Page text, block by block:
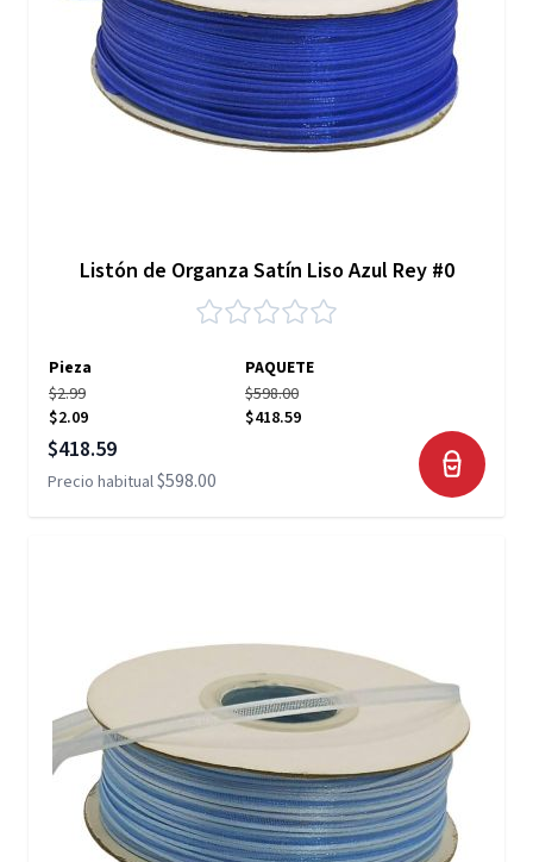
Listón de Organza Satín Liso Azul Rey #0
Pieza
PAQUETE
$2.99
$2.09
$598.00
$418.59
Precio especial
$418.59
Precio habitual$598.00